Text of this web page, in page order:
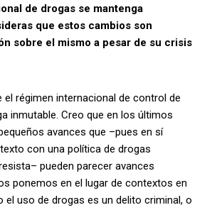
de drogas se mantenga
que estos cambios son
sobre el mismo a pesar de su crisis
el régimen internacional de control de
inmutable. Creo que en los últimos
avances que –pues en sí
con una política de drogas
pueden parecer avances
ponemos en el lugar de contextos en
el uso de drogas es un delito criminal, o